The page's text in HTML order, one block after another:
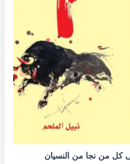
كل من نجا من النسيان